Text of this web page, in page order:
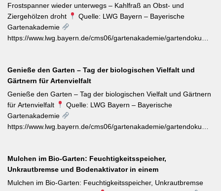
Riebtentrieb durch Anbinden in die gewünschte Richtung geleitet
werden. Ab Ende Juni ist die Hochblüte zudem die beste Zeit für
Veredelungen: robuste Sorten lassen sich jetzt mit jungen
Unterlagen zusammenbringen. Eine schnell wirkende
Spätsommer.
Frostspanner wieder unterwegs – Kahlfraß an Obst- und
Ziergehölzen droht
Quelle: LWG Bayern – Bayerische
Gartenakademie
https://www.lwg.bayern.de/cms06/gartenakademie/
Apfelbäumen, Rosen, Ahorn und Hartriegel. Die charakteristisch
„katzenbuckelnd“ krabbelenden Larven des Kleinen und Großen
Frostspanners können bei Massenbefall kahlen Fraß
verursachen. Gegenmaßnahmen: Leimringe ab Herbst, gezielter
Meisen-Förderung und – falls nötig – biologische
Pflanzenschutzmittel. [Thema-Tag: #Schädlingsbekämpfung
Genieße den Garten – Tag der biologischen Vielfalt und
Gärtnern für Artenvielfalt
Genieße den Garten – Tag der biologischen Vielfalt und Gärtnern
für Artenvielfalt
Quelle: LWG Bayern – Bayerische
Gartenakademie
https://www.lwg.bayern.de/cms06/gartenakademie/
Gartenbewirtschaftung – unabhängig von der Gartengröße –
einen messbaren Beitrag zur regionalen Artenvielfalt leistet.
Nützlingsförderung, strukturreiche Beete und der Verzicht auf
Mulchen im Bio-Garten: Feuchtigkeitsspeicher,
Unkrautbremse und Bodenaktivator in einem
Mulchen im Bio-Garten: Feuchtigkeitsspeicher, Unkrautbremse